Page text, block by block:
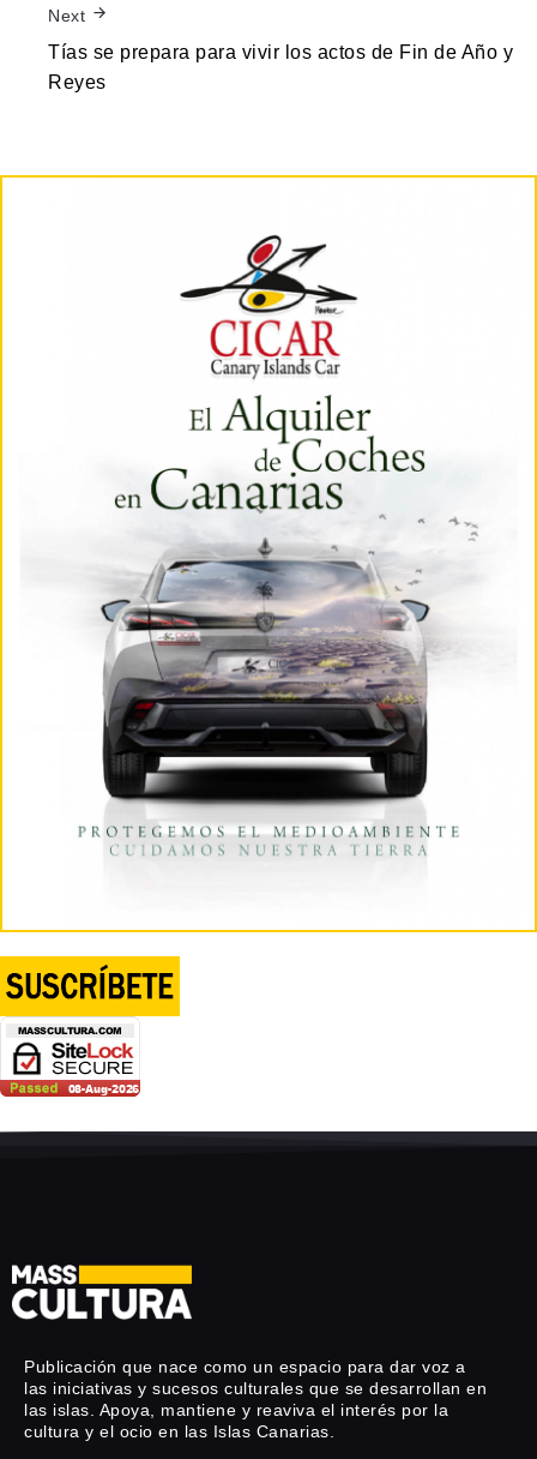
Next
Tías se prepara para vivir los actos de Fin de Año y
Reyes
Publicación que nace como un espacio para dar voz a
las iniciativas y sucesos culturales que se desarrollan en
las islas. Apoya, mantiene y reaviva el interés por la
cultura y el ocio en las Islas Canarias.